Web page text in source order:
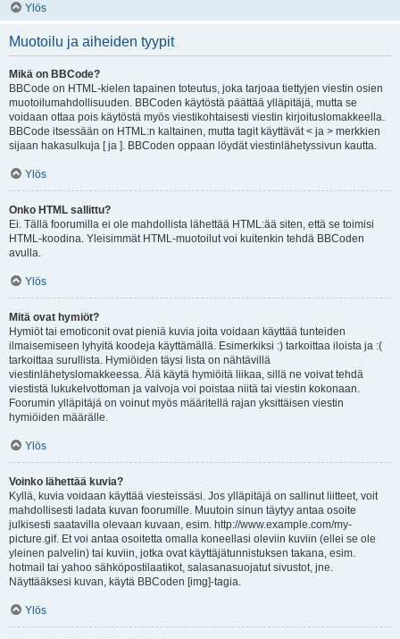
Ylös
Muotoilu ja aiheiden tyypit
Mikä on BBCode?
BBCode on HTML-kielen tapainen toteutus, joka tarjoaa tiettyjen viestin osien
muotoilumahdollisuuden. BBCoden käytöstä päättää ylläpitäjä, mutta se
voidaan ottaa pois käytöstä myös viestikohtaisesti viestin kirjoituslomakkeella.
BBCode itsessään on HTML:n kaltainen, mutta tagit käyttävät < ja > merkkien
sijaan hakasulkuja [ ja ]. BBCoden oppaan löydät viestinlähetyssivun kautta.
Ylös
Onko HTML sallittu?
Ei. Tällä foorumilla ei ole mahdollista lähettää HTML:ää siten, että se toimisi
HTML-koodina. Yleisimmät HTML-muotoilut voi kuitenkin tehdä BBCoden
avulla.
Ylös
Mitä ovat hymiöt?
Hymiöt tai emoticonit ovat pieniä kuvia joita voidaan käyttää tunteiden
ilmaisemiseen lyhyitä koodeja käyttämällä. Esimerkiksi :) tarkoittaa iloista ja :(
tarkoittaa surullista. Hymiöiden täysi lista on nähtävillä
viestinlähetyslomakkeessa. Älä käytä hymiöitä liikaa, sillä ne voivat tehdä
viestistä lukukelvottoman ja valvoja voi poistaa niitä tai viestin kokonaan.
Foorumin ylläpitäjä on voinut myös määritellä rajan yksittäisen viestin
hymiöiden määrälle.
Ylös
Voinko lähettää kuvia?
Kyllä, kuvia voidaan käyttää viesteissäsi. Jos ylläpitäjä on sallinut liitteet, voit
mahdollisesti ladata kuvan foorumille. Muutoin sinun täytyy antaa osoite
julkisesti saatavilla olevaan kuvaan, esim. http://www.example.com/my-
picture.gif. Et voi antaa osoitetta omalla koneellasi oleviin kuviin (ellei se ole
yleinen palvelin) tai kuviin, jotka ovat käyttäjätunnistuksen takana, esim.
hotmail tai yahoo sähköpostilaatikot, salasanasuojatut sivustot, jne.
Näyttääksesi kuvan, käytä BBCoden [img]-tagia.
Ylös